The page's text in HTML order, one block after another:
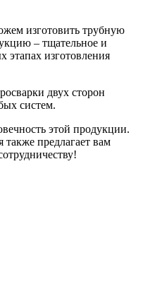
изготовить трубную
– тщательное и
изготовления
двух сторон
систем.
этой продукции.
предлагает вам